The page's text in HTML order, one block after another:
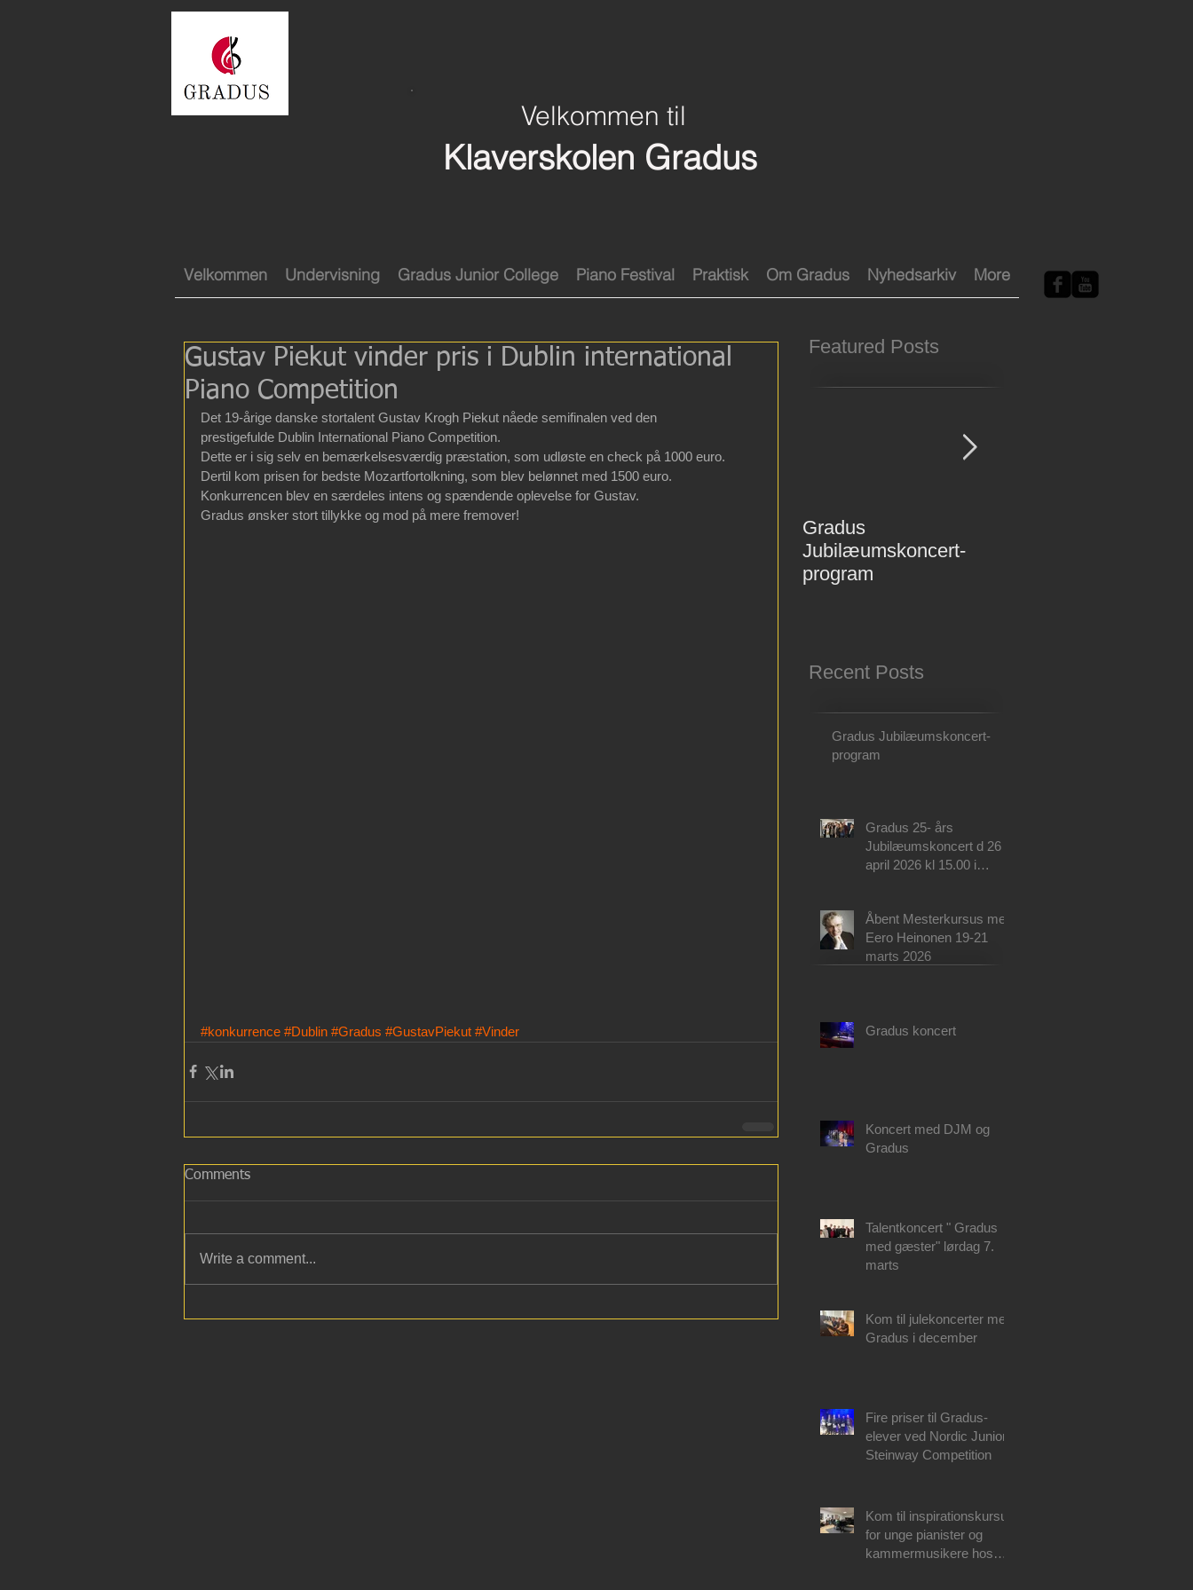
Velkommen til
Klaverskolen Gradus
Velkommen Undervisning Gradus Junior College Piano Festival Praktisk Om Gradus Nyhedsarkiv More
Gustav Piekut vinder pris i Dublin international
Piano Competition
Det 19-årige danske stortalent Gustav Krogh Piekut nåede semifinalen ved den
prestigefulde Dublin International Piano Competition.
Dette er i sig selv en bemærkelsesværdig præstation, som udløste en check på 1000 euro.
Dertil kom prisen for bedste Mozartfortolkning, som blev belønnet med 1500 euro.
Konkurrencen blev en særdeles intens og spændende oplevelse for Gustav.
Gradus ønsker stort tillykke og mod på mere fremover!
#konkurrence #Dublin #Gradus #GustavPiekut #Vinder
Comments
Write a comment...
Featured Posts
Gradus
Jubilæumskoncert-
program
Recent Posts
Gradus Jubilæumskoncert-
program
Gradus 25- års
Jubilæumskoncert d 26
april 2026 kl 15.00 i
Åbent Mesterkursus med
Eero Heinonen 19-21
marts 2026
Gradus koncert
Koncert med DJM og
Gradus
Talentkoncert " Gradus
med gæster" lørdag 7.
marts
Kom til julekoncerter med
Gradus i december
Fire priser til Gradus-
elever ved Nordic Junior
Steinway Competition
Kom til inspirationskursus
for unge pianister og
kammermusikere hos